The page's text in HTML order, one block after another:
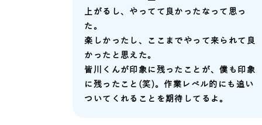
上がるし、やってて良かったなって思っ
た。
楽しかったし、ここまでやって来られて良
かったと思えた。
皆川くんが印象に残ったことが、僕も印象
に残ったこと(笑)。作業レベル的にも追い
ついてくれることを期待してるよ。